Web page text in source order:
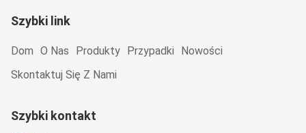
Szybki link
Dom O Nas Produkty Przypadki
Nowości
Skontaktuj Się Z Nami
Szybki kontakt